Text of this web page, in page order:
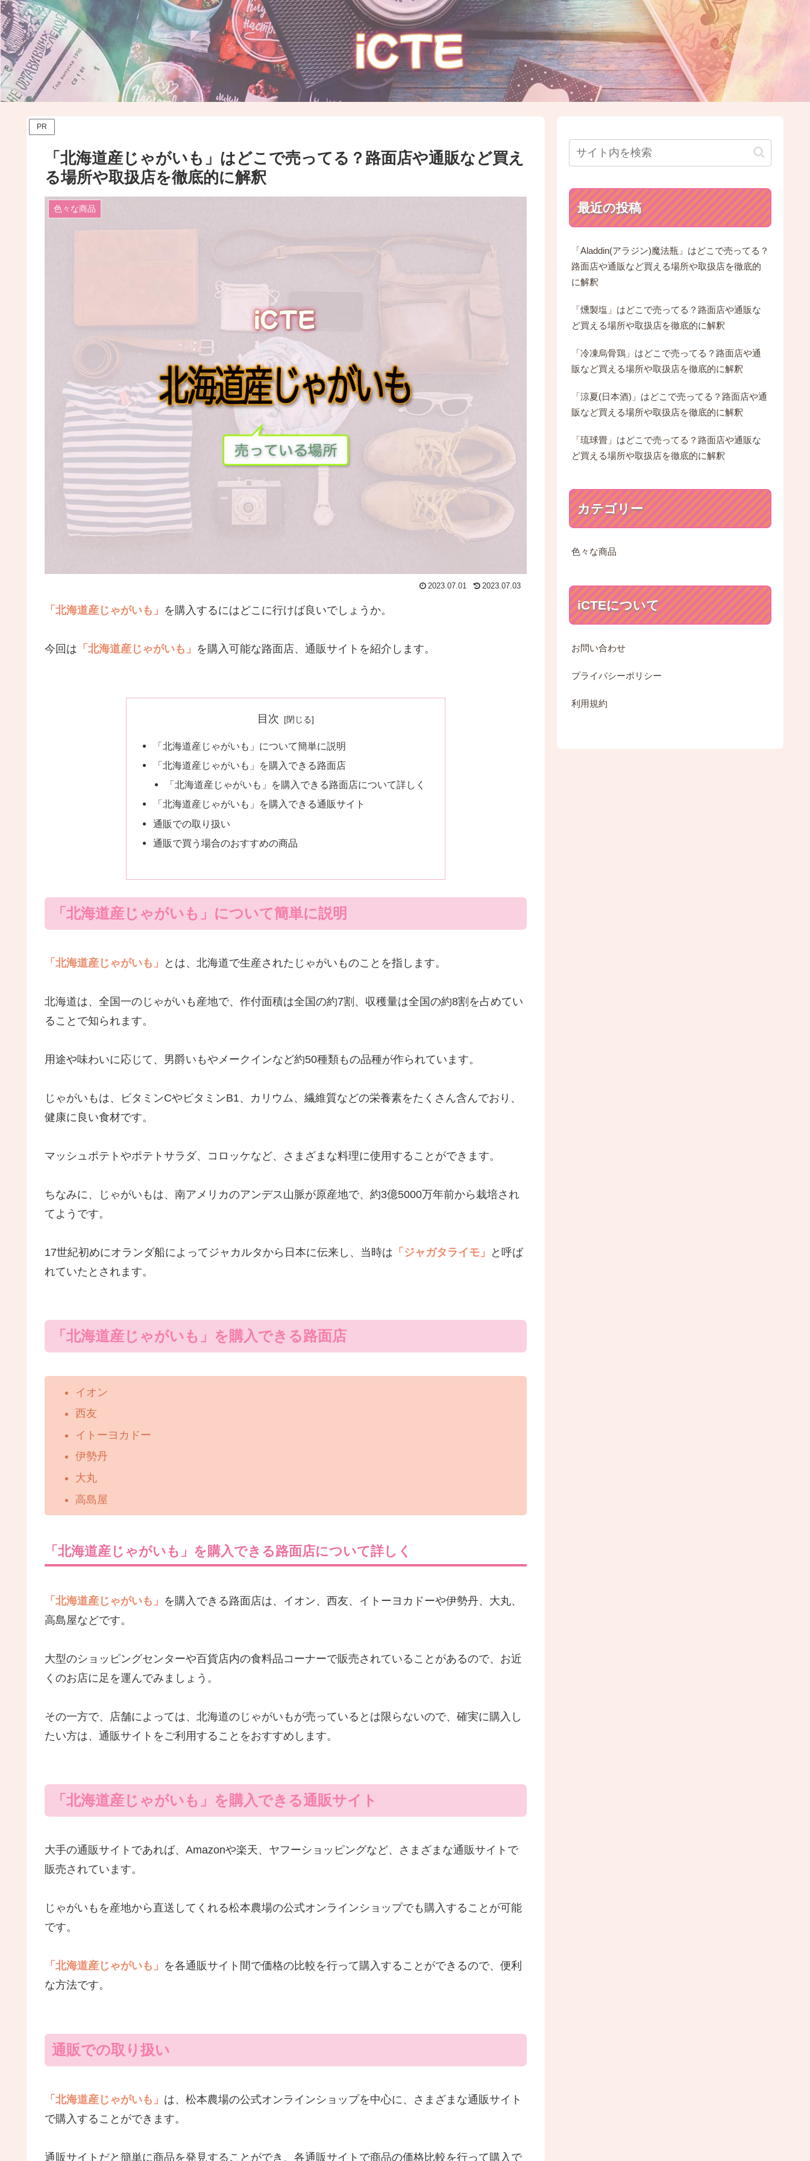
PR
「北海道産じゃがいも」はどこで売ってる？路面店や通販など買え
る場所や取扱店を徹底的に解釈
色々な商品
2023.07.01 2023.07.03
「北海道産じゃがいも」 を購入するにはどこに行けば良いでしょうか。
今回は 「北海道産じゃがいも」 を購入可能な路面店、通販サイトを紹介します。
目次
「北海道産じゃがいも」について簡単に説明
「北海道産じゃがいも」を購入できる路面店
「北海道産じゃがいも」を購入できる路面店について詳しく
「北海道産じゃがいも」を購入できる通販サイト
通販での取り扱い
通販で買う場合のおすすめの商品
「北海道産じゃがいも」について簡単に説明
「北海道産じゃがいも」 とは、北海道で生産されたじゃがいものことを指します。
北海道は、全国一のじゃがいも産地で、作付面積は全国の約7割、収穫量は全国の約8割を占めてい
ることで知られます。
用途や味わいに応じて、男爵いもやメークインなど約50種類もの品種が作られています。
じゃがいもは、ビタミンCやビタミンB1、カリウム、繊維質などの栄養素をたくさん含んでおり、
健康に良い食材です。
マッシュポテトやポテトサラダ、コロッケなど、さまざまな料理に使用することができます。
ちなみに、じゃがいもは、南アメリカのアンデス山脈が原産地で、約3億5000万年前から栽培され
てようです。
17世紀初めにオランダ船によってジャカルタから日本に伝来し、当時は 「ジャガタライモ」
と呼ば
れていたとされます。
「北海道産じゃがいも」を購入できる路面店
イオン
西友
イトーヨカドー
伊勢丹
大丸
高島屋
「北海道産じゃがいも」を購入できる路面店について詳しく
「北海道産じゃがいも」 を購入できる路面店は、イオン、西友、イトーヨカドーや伊勢丹、大丸、
高島屋などです。
大型のショッピングセンターや百貨店内の食料品コーナーで販売されていることがあるので、お近
くのお店に足を運んでみましょう。
その一方で、店舗によっては、北海道のじゃがいもが売っているとは限らないので、確実に購入し
たい方は、通販サイトをご利用することをおすすめします。
「北海道産じゃがいも」を購入できる通販サイト
大手の通販サイトであれば、Amazonや楽天、ヤフーショッピングなど、さまざまな通販サイトで
販売されています。
じゃがいもを産地から直送してくれる松本農場の公式オンラインショップでも購入することが可能
です。
「北海道産じゃがいも」 を各通販サイト間で価格の比較を行って購入することができるので、便利
な方法です。
通販での取り扱い
「北海道産じゃがいも」 は、松本農場の公式オンラインショップを中心に、さまざまな通販サイト
で購入することができます。
通販サイトだと簡単に商品を発見することができ、各通販サイトで商品の価格比較を行って購入で
最近の投稿
「Aladdin(アラジン)魔法瓶」はどこで売ってる？
路面店や通販など買える場所や取扱店を徹底的
に解釈
「燻製塩」はどこで売ってる？路面店や通販な
ど買える場所や取扱店を徹底的に解釈
「冷凍烏骨鶏」はどこで売ってる？路面店や通
販など買える場所や取扱店を徹底的に解釈
「涼夏(日本酒)」はどこで売ってる？路面店や通
販など買える場所や取扱店を徹底的に解釈
「琉球畳」はどこで売ってる？路面店や通販な
ど買える場所や取扱店を徹底的に解釈
カテゴリー
色々な商品
iCTEについて
お問い合わせ
プライバシーポリシー
利用規約